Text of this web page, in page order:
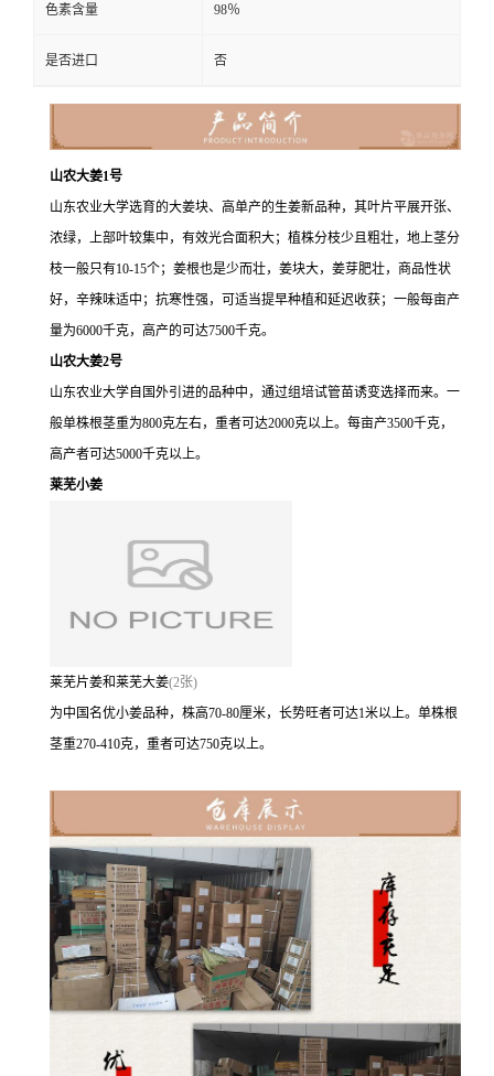
色素含量 98％
是否进口 否
山农大姜1号
山东农业大学选育的大姜块、高单产的生姜新品种，其叶片平展开张、
浓绿，上部叶较集中，有效光合面积大；植株分枝少且粗壮，地上茎分
枝一般只有10-15个；姜根也是少而壮，姜块大，姜芽肥壮，商品性状
好，辛辣味适中；抗寒性强，可适当提早种植和延迟收获；一般每亩产
量为6000千克，高产的可达7500千克。
山农大姜2号
山东农业大学自国外引进的品种中，通过组培试管苗诱变选择而来。一
般单株根茎重为800克左右，重者可达2000克以上。每亩产3500千克，
高产者可达5000千克以上。
莱芜小姜
莱芜片姜和莱芜大姜(2张)
为中国名优小姜品种，株高70-80厘米，长势旺者可达1米以上。单株根
茎重270-410克，重者可达750克以上。